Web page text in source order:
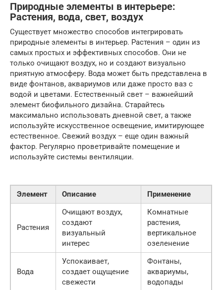
Природные элементы в интерьере:
Растения, вода, свет, воздух
Существует множество способов интегрировать
природные элементы в интерьер. Растения – один из
самых простых и эффективных способов. Они не
только очищают воздух, но и создают визуально
приятную атмосферу. Вода может быть представлена в
виде фонтанов, аквариумов или даже просто ваз с
водой и цветами. Естественный свет – важнейший
элемент биофильного дизайна. Старайтесь
максимально использовать дневной свет, а также
используйте искусственное освещение, имитирующее
естественное. Свежий воздух – еще один важный
фактор. Регулярно проветривайте помещение и
используйте системы вентиляции.
Элемент Описание Применение
Растения
Очищают воздух,
создают
визуальный
интерес
Комнатные
растения,
вертикальное
озеленение
Вода
Успокаивает,
создает ощущение
свежести
Фонтаны,
аквариумы,
водопады